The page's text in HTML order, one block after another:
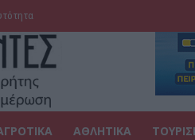
ΑΘΛΗΤΙΚΑ